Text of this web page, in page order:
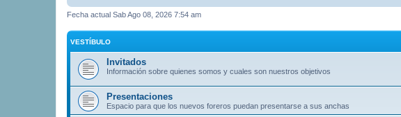
Fecha actual Sab Ago 08, 2026 7:54 am
VESTÍBULO
Invitados
Información sobre quienes somos y cuales son nuestros objetivos
Presentaciones
Espacio para que los nuevos foreros puedan presentarse a sus anchas